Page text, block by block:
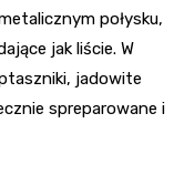
połysku,
jak liście. W
jadowite
spreparowane i